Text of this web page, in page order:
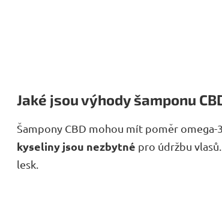
Jaké jsou výhody šamponu
Šampony CBD mohou mít poměr omega-
kyseliny jsou nezbytné pro údržbu
lesk.